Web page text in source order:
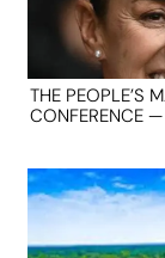
THE PEOPLE’S
CONFERENCE